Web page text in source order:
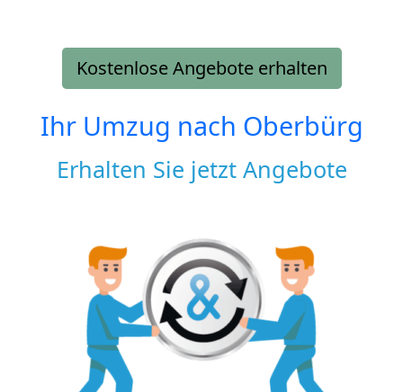
Kostenlose Angebote erhalten
Ihr Umzug nach Oberbürg
Erhalten Sie jetzt Angebote